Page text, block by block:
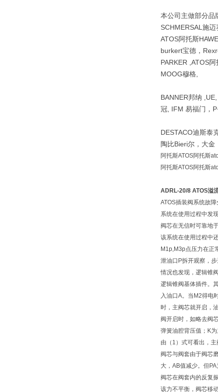
本公司主做部分品
SCHMERSAL施
ATOS阿托斯
burkert宝德，
PARKER ,ATOS
MOOG穆格,
BANNER邦纳
冠, IFM 易福门，
DESTACO迪斯泰
陶比Bieri尔，大金
阿托斯ATOS阿托斯
阿托斯ATOS阿托斯
ADRL-20/8 ATOS溢
ATOS插装阀系统故
系统在使用过程中发
阀芯在无信时可靠地
该系统在使用过程中
M1p,M3p点压力在正
泄油口P拆开观察，
情况也发现，逻辑锥
逻辑锥阀基体插件。
入油口A。当M2得电
时，主阀芯就开启，
阀开启时，如略去阀
弹簧油腔背压值；K
由（1）式可看出，
阀芯与阀套由于阀芯
大，AB值减少。但
阀芯在阀套内的反复
该力不平衡，阀芯移